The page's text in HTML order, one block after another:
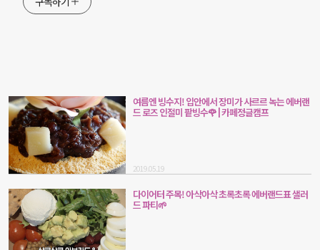
여름엔 빙수지! 입안에서 장미가 사르르 녹는 에버랜
드 로즈 인절미 팥빙수🌹 | 카페정글캠프
2019.05.19
다이어터 주목! 아삭아삭 초록초록 에버랜드표 샐러
드 파티🌱